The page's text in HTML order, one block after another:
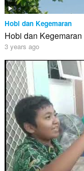
Hobi dan Kegemaran
3 years ago